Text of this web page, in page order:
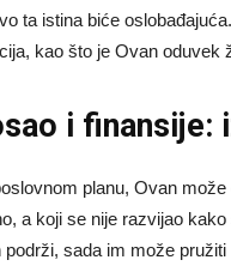
ta istina biće
kao što je Ovan oduvek
i finansije:
planu, Ovan
a koji se nije razvijao
podrži, sada im može